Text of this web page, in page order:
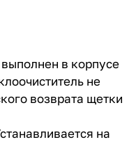
в корпусе
не
возврата щетки
на